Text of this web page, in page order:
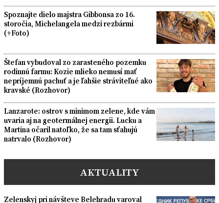
Spoznajte dielo majstra Gibbonsa zo 16.
storočia, Michelangela medzi rezbármi
(+Foto)
Štefan vybudoval zo zarasteného pozemku
rodinnú farmu: Kozie mlieko nemusí mať
nepríjemnú pachuť a je ľahšie stráviteľné ako
kravské (Rozhovor)
Lanzarote: ostrov s minimom zelene, kde vám
uvaria aj na geotermálnej energii. Lucku a
Martina očaril natoľko, že sa tam sťahujú
natrvalo (Rozhovor)
AKTUALITY
Zelenskyj pri návšteve Belehradu varoval